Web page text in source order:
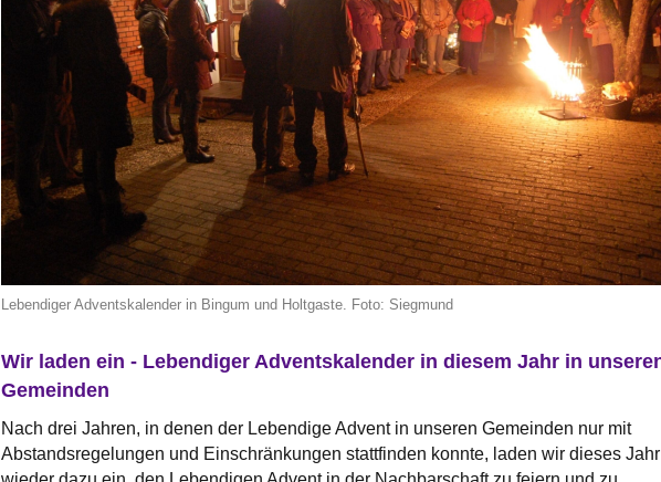
Lebendiger Adventskalender in Bingum und Holtgaste. Foto: Siegmund
Wir laden ein - Lebendiger Adventskalender in diesem Jahr in
Gemeinden
Nach drei Jahren, in denen der Lebendige Advent in unseren Gemeinden nur mit
Abstandsregelungen und Einschränkungen stattfinden konnte, laden wir dieses Jahr